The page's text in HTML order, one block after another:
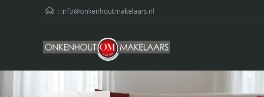
: info@onkenhoutmakelaars.nl